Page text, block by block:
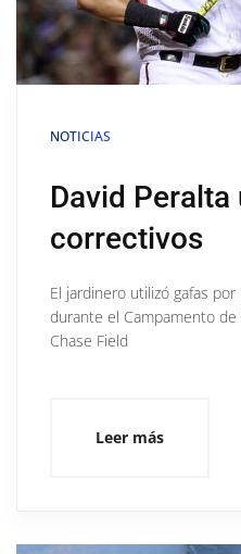
NOTICIAS
David
correctivos
El jardinero utilizó gafas
durante el Campamento
Chase Field
Leer más